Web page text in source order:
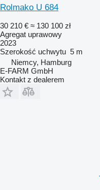
Rolmako U 684
30 210 € ≈ 130 100 zł
Agregat uprawowy
2023
Szerokość uchwytu 5 m
Niemcy, Hamburg
E-FARM GmbH
Kontakt z dealerem